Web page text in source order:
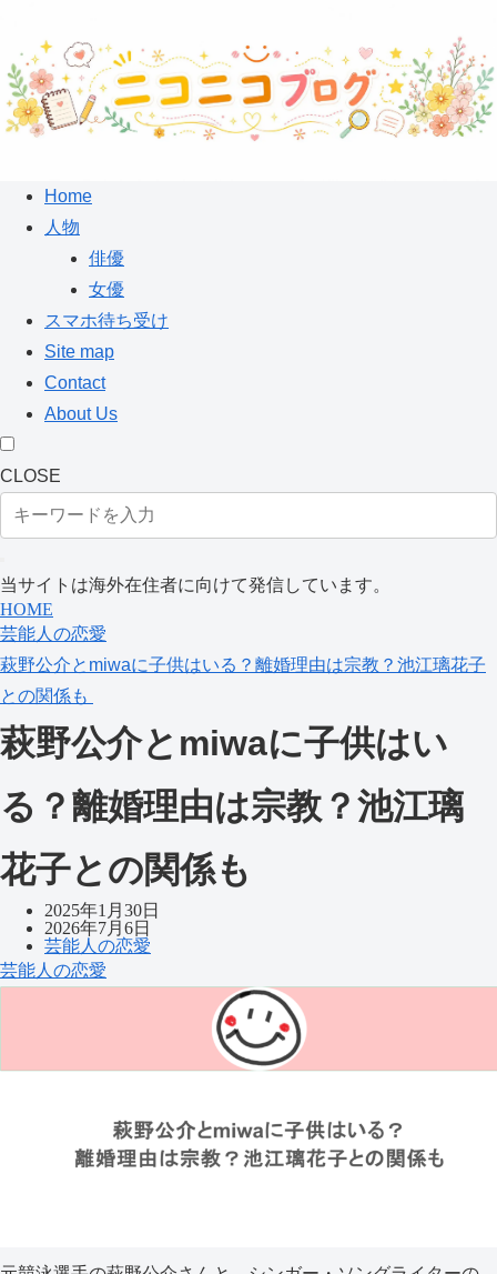
Home
人物
俳優
女優
スマホ待ち受け
Site map
Contact
About Us
CLOSE
当サイトは海外在住者に向けて発信しています。
HOME
芸能人の恋愛
萩野公介とmiwaに子供はいる？離婚理由は宗教？池江璃花子
との関係も
萩野公介とmiwaに子供はい
る？離婚理由は宗教？池江璃
花子との関係も
2025年1月30日
2026年7月6日
芸能人の恋愛
芸能人の恋愛